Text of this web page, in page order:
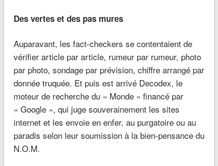
Des vertes et des pas mures
Auparavant, les fact-checkers se contentaient de
vérifier article par article, rumeur par rumeur, photo
par photo, sondage par prévision, chiffre arrangé par
donnée truquée. Et puis est arrivé Decodex, le
moteur de recherche du « Monde » financé par
« Google », qui juge souverainement les sites
internet et les envoie en enfer, au purgatoire ou au
paradis selon leur soumission à la bien-pensance du
N.O.M.